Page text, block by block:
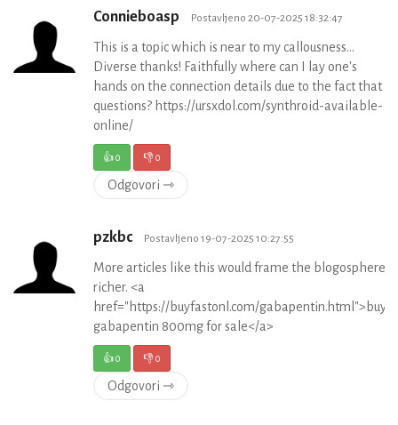
Connieboasp Postavljeno 20-07-2025 18:32:47
This is a topic which is near to my callousness…
Diverse thanks! Faithfully where can I lay one's
hands on the connection details due to the fact that
questions? https://ursxdol.com/synthroid-available-
online/
👍0 👎0
Odgovori ⇾
pzkbc Postavljeno 19-07-2025 10:27:55
More articles like this would frame the blogosphere
richer. <a
href="https://buyfastonl.com/gabapentin.html">buy
gabapentin 800mg for sale</a>
👍0 👎0
Odgovori ⇾